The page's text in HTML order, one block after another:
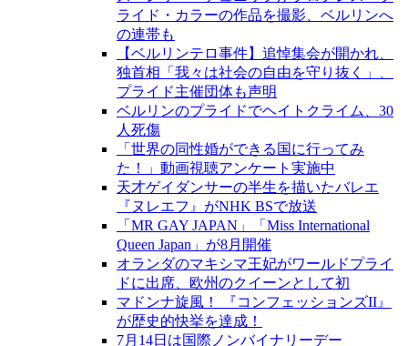
ライド・カラーの作品を撮影、ベルリンへ
の連帯も
【ベルリンテロ事件】追悼集会が開かれ、
独首相「我々は社会の自由を守り抜く」、
プライド主催団体も声明
ベルリンのプライドでヘイトクライム、30
人死傷
「世界の同性婚ができる国に行ってみ
た！」動画視聴アンケート実施中
天才ゲイダンサーの半生を描いたバレエ
『ヌレエフ』がNHK BSで放送
「MR GAY JAPAN」「Miss International
Queen Japan」が8月開催
オランダのマキシマ王妃がワールドプライ
ドに出席、欧州のクイーンとして初
マドンナ旋風！ 『コンフェッションズII』
が歴史的快挙を達成！
7月14日は国際ノンバイナリーデー